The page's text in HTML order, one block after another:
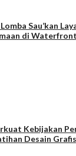
Sau’kan
di
Kebijakan
Desain